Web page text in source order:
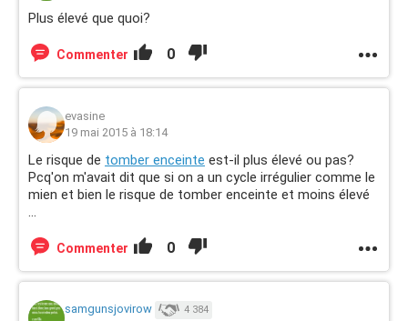
Plus élevé que quoi?
Commenter 0
evasine
19 mai 2015 à 18:14
Le risque de tomber enceinte est-il plus élevé ou pas?
Pcq'on m'avait dit que si on a un cycle irrégulier comme le
mien et bien le risque de tomber enceinte et moins élevé
...
Commenter 0
samgunsjovirow 4 384